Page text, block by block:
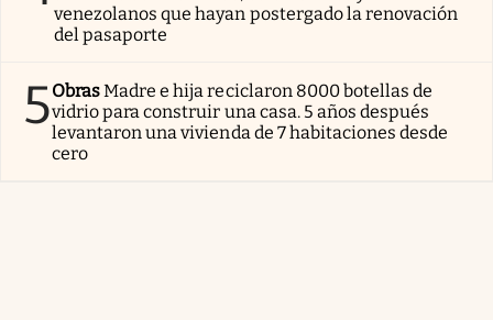
venezolanos que hayan postergado la renovación
del pasaporte
5ObrasMadre e hija reciclaron 8000 botellas de
vidrio para construir una casa. 5 años después
levantaron una vivienda de 7 habitaciones desde
cero